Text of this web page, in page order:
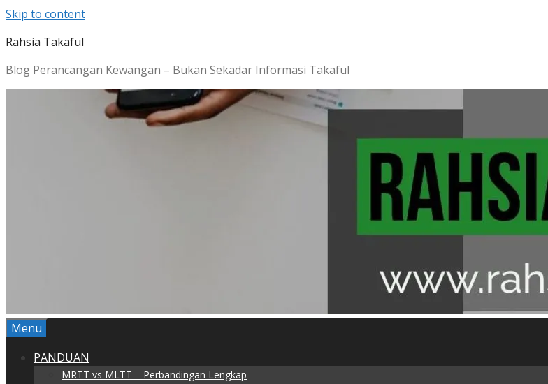
Skip to content
Rahsia Takaful
Blog Perancangan Kewangan – Bukan Sekadar Informasi Takaful
Menu
PANDUAN
MRTT vs MLTT – Perbandingan Lengkap